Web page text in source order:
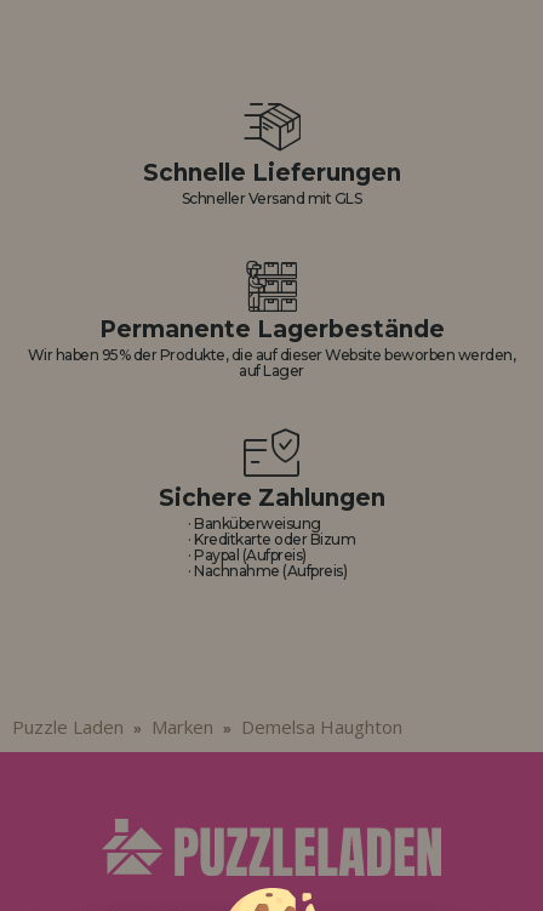
Schnelle Lieferungen
Schneller Versand mit GLS
Permanente Lagerbestände
Wir haben 95% der Produkte, die auf dieser Website beworben werden,
auf Lager
Sichere Zahlungen
· Banküberweisung
· Kreditkarte oder Bizum
· Paypal (Aufpreis)
· Nachnahme (Aufpreis)
Puzzle Laden » Marken » Demelsa Haughton